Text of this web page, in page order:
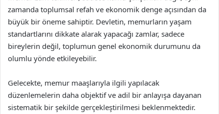
zamanda toplumsal refah ve ekonomik denge açısından da
büyük bir öneme sahiptir. Devletin, memurların yaşam
standartlarını dikkate alarak yapacağı zamlar, sadece
bireylerin değil, toplumun genel ekonomik durumunu da
olumlu yönde etkileyebilir.
Gelecekte, memur maaşlarıyla ilgili yapılacak
düzenlemelerin daha objektif ve adil bir anlayışa dayanan
sistematik bir şekilde gerçekleştirilmesi beklenmektedir.